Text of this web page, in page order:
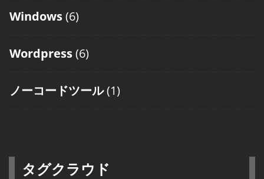
Windows(6)
Wordpress(6)
ノーコードツール(1)
タグクラウド